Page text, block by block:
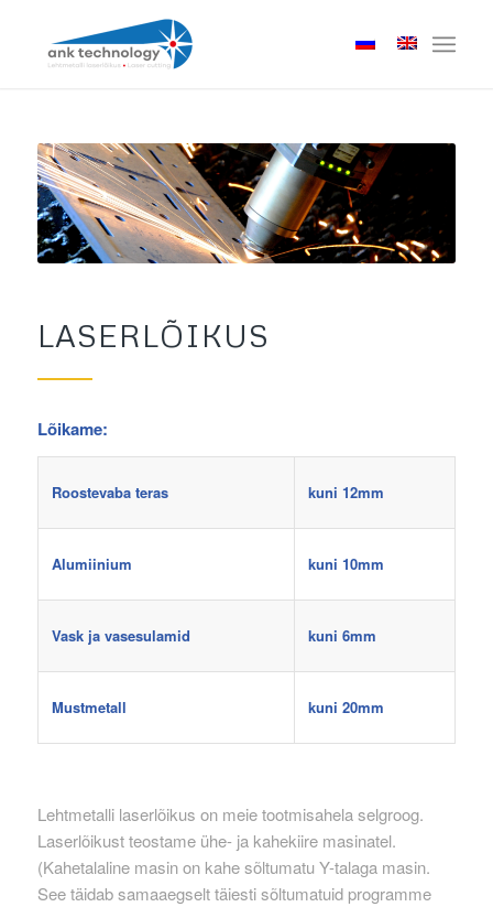
LASERLÕIKUS
Lõikame:
Roostevaba teras kuni 12mm
Alumiinium kuni 10mm
Vask ja vasesulamid kuni 6mm
Mustmetall kuni 20mm
Lehtmetalli laserlõikus on meie tootmisahela selgroog.
Laserlõikust teostame ühe- ja kahekiire masinatel.
(Kahetalaline masin on kahe sõltumatu Y-talaga masin.
See täidab samaaegselt täiesti sõltumatuid programme